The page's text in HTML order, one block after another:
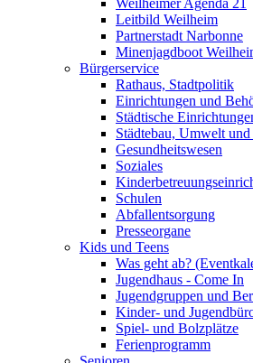
Leitbild Weilheim
Partnerstadt Narbonne
Minenjagdboot
Bürgerservice
Rathaus, Stadtpolitik
Einrichtungen und
Städtische
Städtebau, Umwelt
Gesundheitswesen
Soziales
Schulen
Abfallentsorgung
Presseorgane
Kids und Teens
Was geht ab?
Jugendhaus - Come In
Jugendgruppen und
Kinder- und
Spiel- und Bolzplätze
Ferienprogramm